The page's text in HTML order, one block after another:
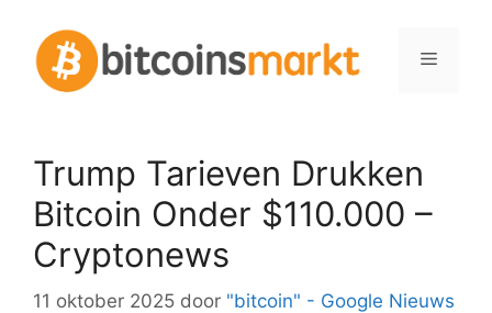
inhoud
Menu
Trump Tarieven Drukken
Bitcoin Onder $110.000 –
Cryptonews
11 oktober 2025 door "bitcoin" - Google Nieuws